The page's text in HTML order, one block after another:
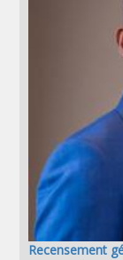
Recensement